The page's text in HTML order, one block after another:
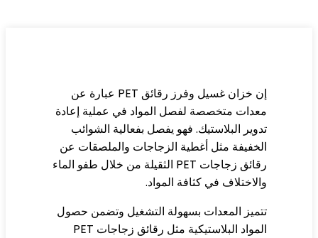
إن خزان غسيل وفرز رقائق PET عبارة عن
متخصصة لفصل المواد في عملية إعادة
البلاستيك. فهو يفصل بفعالية الشوائب
مثل أغطية الزجاجات والملصقات عن
رقائق زجاجات PET الثقيلة من خلال طفو الماء
في كثافة المواد.
المعدات بسهولة التشغيل وتضمن حصول
المواد البلاستيكية مثل رقائق زجاجات PET